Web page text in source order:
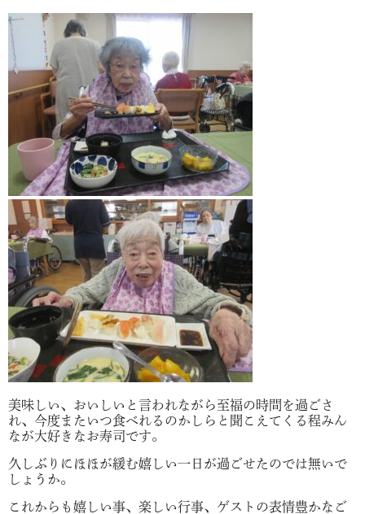
美味しい、おいしいと言われながら至福の時間を過ごさ
れ、今度またいつ食べれるのかしらと聞こえてくる程みん
なが大好きなお寿司です。
久しぶりにほほが緩む嬉しい一日が過ごせたのでは無いで
しょうか。
これからも嬉しい事、楽しい行事、ゲストの表情豊かなご